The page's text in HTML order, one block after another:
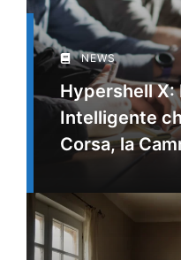
NEWS
Hypershell X:
Intelligente
Corsa, la